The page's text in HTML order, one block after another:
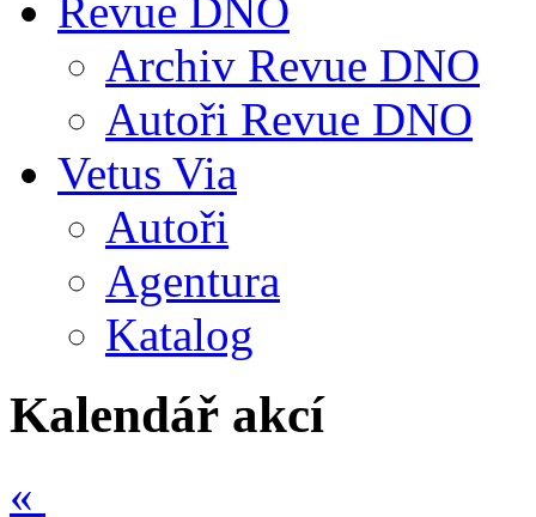
Revue DNO
Archiv Revue DNO
Autoři Revue DNO
Vetus Via
Autoři
Agentura
Katalog
Kalendář akcí
«